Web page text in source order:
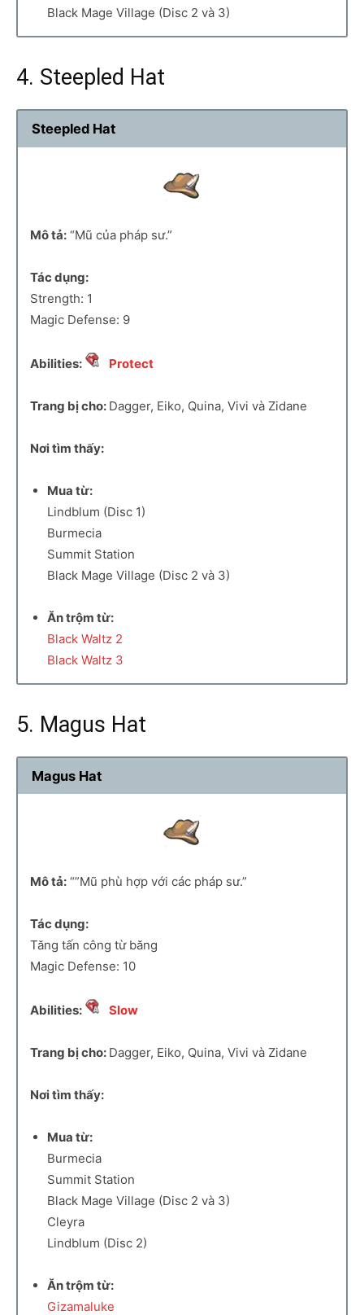
Black Mage Village (Disc 2 và 3)
4. Steepled Hat
Steepled Hat
Mô tả: “Mũ của pháp sư.”
Tác dụng:
Strength: 1
Magic Defense: 9
Abilities: Protect
Trang bị cho: Dagger, Eiko, Quina, Vivi và Zidane
Nơi tìm thấy:
Mua từ:
Lindblum (Disc 1)
Burmecia
Summit Station
Black Mage Village (Disc 2 và 3)
Ăn trộm từ:
Black Waltz 2
Black Waltz 3
5. Magus Hat
Magus Hat
Mô tả: “”Mũ phù hợp với các pháp sư.”
Tác dụng:
Tăng tấn công từ băng
Magic Defense: 10
Abilities: Slow
Trang bị cho: Dagger, Eiko, Quina, Vivi và Zidane
Nơi tìm thấy:
Mua từ:
Burmecia
Summit Station
Black Mage Village (Disc 2 và 3)
Cleyra
Lindblum (Disc 2)
Ăn trộm từ:
Gizamaluke